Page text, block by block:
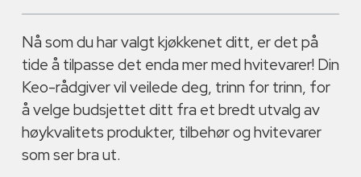
Nå som du har valgt kjøkkenet ditt, er det på
tide å tilpasse det enda mer med hvitevarer! Din
Keo-rådgiver vil veilede deg, trinn for trinn, for
å velge budsjettet ditt fra et bredt utvalg av
høykvalitets produkter, tilbehør og hvitevarer
som ser bra ut.